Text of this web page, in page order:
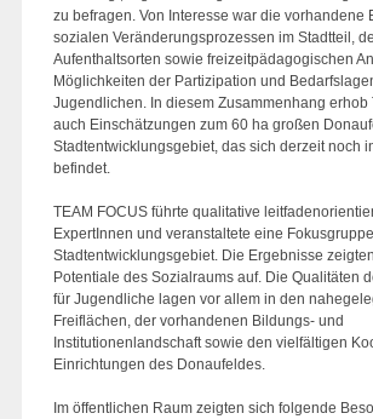
zu befragen. Von Interesse war die vorhandene
sozialen Veränderungsprozessen im Stadtteil,
Aufenthaltsorten sowie freizeitpädagogischen
Möglichkeiten der Partizipation und
Jugendlichen. In diesem Zusammenhang erhob
auch Einschätzungen zum 60 ha großen
Stadtentwicklungsgebiet, das sich derzeit noch
befindet.
TEAM FOCUS führte qualitative
ExpertInnen und veranstaltete eine
Stadtentwicklungsgebiet. Die Ergebnisse
Potentiale des Sozialraums auf. Die Qualitäten
für Jugendliche lagen vor allem in den
Freiflächen, der vorhandenen Bildungs- und
Institutionenlandschaft sowie den vielfältigen
Einrichtungen des Donaufeldes.
Im öffentlichen Raum zeigten sich folgende